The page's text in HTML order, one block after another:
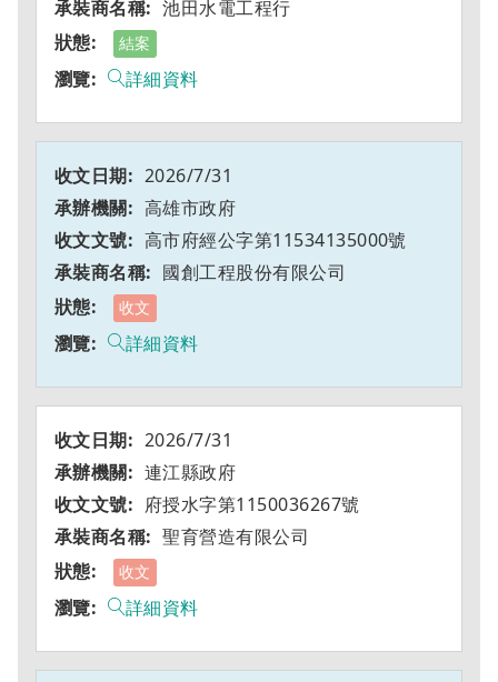
池田水電工程行
結案
詳細資料
2026/7/31
高雄市政府
高市府經公字第11534135000號
國創工程股份有限公司
收文
詳細資料
2026/7/31
連江縣政府
府授水字第1150036267號
聖育營造有限公司
收文
詳細資料